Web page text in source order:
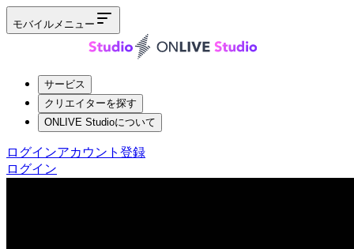
モバイルメニュー
サービス
クリエイターを探す
ONLIVE Studioについて
ログインアカウント登録
ログイン